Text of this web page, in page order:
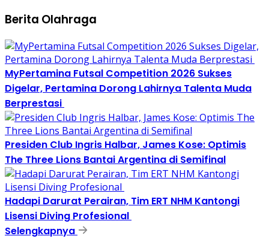
Berita Olahraga
MyPertamina Futsal Competition 2026 Sukses
Digelar, Pertamina Dorong Lahirnya Talenta Muda
Berprestasi
Presiden Club Ingris Halbar, James Kose: Optimis
The Three Lions Bantai Argentina di Semifinal
Hadapi Darurat Perairan, Tim ERT NHM Kantongi
Lisensi Diving Profesional
Selengkapnya